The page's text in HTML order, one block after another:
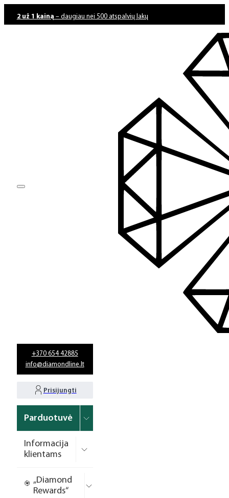
2 už 1 kainą – daugiau nei 500 atspalvių lakų
+370 654 42885
info@diamondline.lt
Prisijungti
Parduotuvė
Informacija
klientams
„Diamond
Rewards“